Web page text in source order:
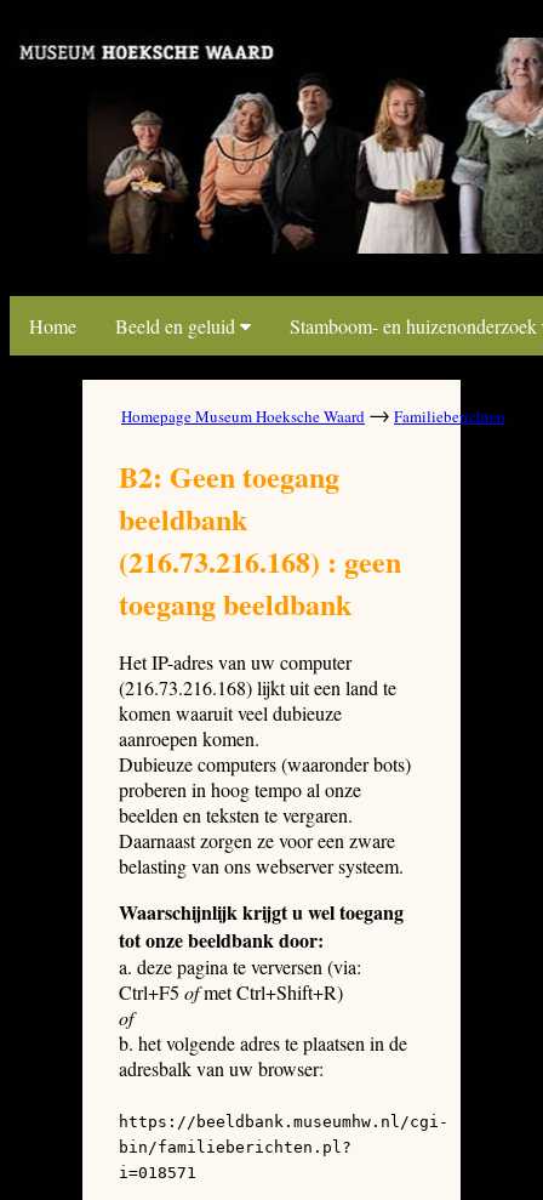
Home Beeld en geluid Stamboom- en huizenonderzoek
Homepage Museum Hoeksche Waard → Familieberichten
B2: Geen toegang
beeldbank
(216.73.216.168) : geen
toegang beeldbank
Het IP-adres van uw computer
(216.73.216.168) lijkt uit een land te
komen waaruit veel dubieuze
aanroepen komen.
Dubieuze computers (waaronder bots)
proberen in hoog tempo al onze
beelden en teksten te vergaren.
Daarnaast zorgen ze voor een zware
belasting van ons webserver systeem.
Waarschijnlijk krijgt u wel toegang
tot onze beeldbank door:
a. deze pagina te verversen (via:
Ctrl+F5 ofmet Ctrl+Shift+R)
of
b. het volgende adres te plaatsen in de
adresbalk van uw browser:
https://beeldbank.museumhw.nl/cgi-
bin/familieberichten.pl?
i=018571